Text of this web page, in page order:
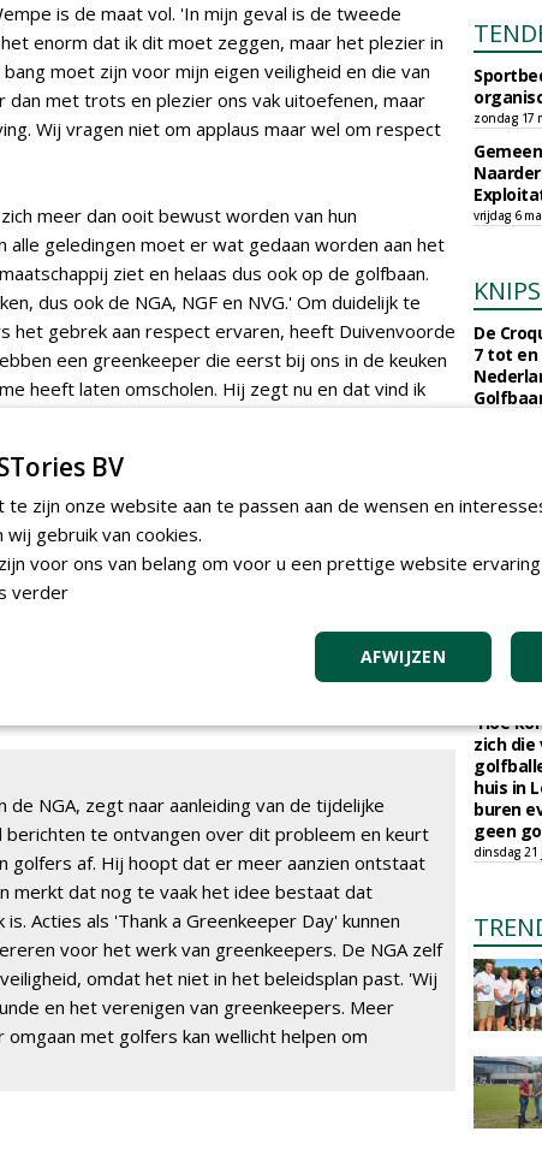
is de maat vol. 'In mijn geval is de tweede
enorm dat ik dit moet zeggen, maar het plezier in
moet zijn voor mijn eigen veiligheid en die van
dan met trots en plezier ons vak uitoefenen, maar
Wij vragen niet om applaus maar wel om respect
meer dan ooit bewust worden van hun
alle geledingen moet er wat gedaan worden aan het
ziet en helaas dus ook op de golfbaan.
dus ook de NGA, NGF en NVG.' Om duidelijk te
het gebrek aan respect ervaren, heeft Duivenvoorde
een greenkeeper die eerst bij ons in de keuken
heeft laten omscholen. Hij zegt nu en dat vind ik
gespuugd wordt'. Zo weinig respect is er bij
zal Tespelduyn vanaf donderdag ook het
'verstevigd toepassen', vertelt de directeur.
het management besloten zal worden welke
Dat varieert van een waarschuwing tot tijdelijke
'Alleen met respect voor de greenkeepers,
worden behouden en mogelijk blijven', stelt
de NGA, zegt naar aanleiding van de tijdelijke
berichten te ontvangen over dit probleem en keurt
golfers af. Hij hoopt dat er meer aanzien ontstaat
merkt dat nog te vaak het idee bestaat dat
Acties als 'Thank a Greenkeeper Day' kunnen
voor het werk van greenkeepers. De NGA zelf
omdat het niet in het beleidsplan past. 'Wij
en het verenigen van greenkeepers. Meer
met golfers kan wellicht helpen om
zondag 17
vrijdag 6
De
7 tot en
euro.
clubs
Op
'Hoe
zich
huis in
buren
geen
dinsdag 21
BV
te zijn onze website aan te passen aan de wensen en
gebruik van cookies.
voor ons van belang om voor u een prettige website
verder
AFWIJZEN